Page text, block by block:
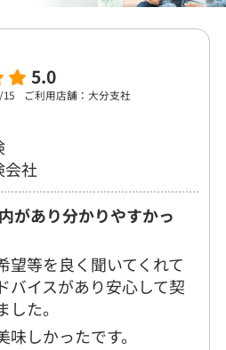
5.0
15 ご利用店舗：大分支社
会社
があり分かりやすかっ
望等を良く聞いてくれて
バイスがあり安心して契
た。
味しかったです。